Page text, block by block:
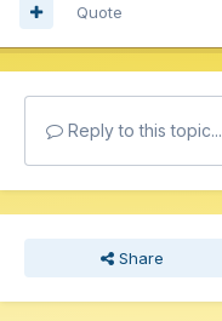
Quote
Reply to this topic...
Share